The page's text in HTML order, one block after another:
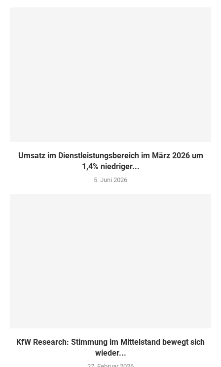
Umsatz im Dienstleistungsbereich im März 2026 um
1,4% niedriger...
5. Juni 2026
KfW Research: Stimmung im Mittelstand bewegt sich
wieder...